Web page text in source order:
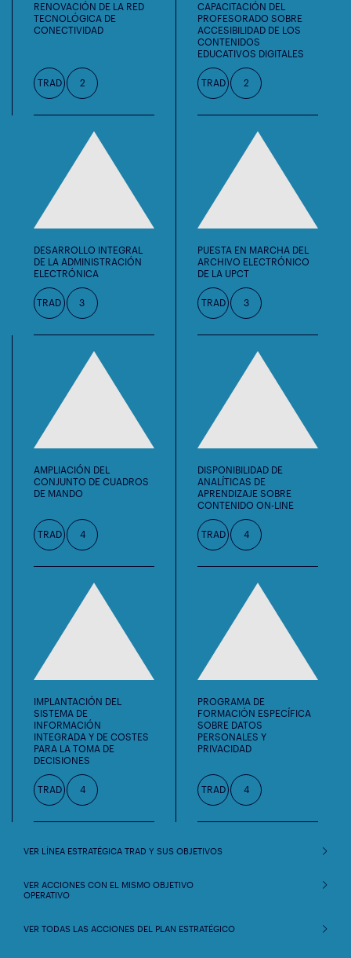
RENOVACIÓN DE LA RED
TECNOLÓGICA DE
CONECTIVIDAD
TRAD 2
CAPACITACIÓN DEL
PROFESORADO SOBRE
ACCESIBILIDAD DE LOS
CONTENIDOS
EDUCATIVOS DIGITALES
TRAD 2
DESARROLLO INTEGRAL
DE LA ADMINISTRACIÓN
ELECTRÓNICA
TRAD 3
PUESTA EN MARCHA DEL
ARCHIVO ELECTRÓNICO
DE LA UPCT
TRAD 3
AMPLIACIÓN DEL
CONJUNTO DE CUADROS
DE MANDO
TRAD 4
DISPONIBILIDAD DE
ANALÍTICAS DE
APRENDIZAJE SOBRE
CONTENIDO ON-LINE
TRAD 4
IMPLANTACIÓN DEL
SISTEMA DE
INFORMACIÓN
INTEGRADA Y DE COSTES
PARA LA TOMA DE
DECISIONES
TRAD 4
PROGRAMA DE
FORMACIÓN ESPECÍFICA
SOBRE DATOS
PERSONALES Y
PRIVACIDAD
TRAD 4
VER LÍNEA ESTRATÉGICA TRAD Y SUS OBJETIVOS
VER ACCIONES CON EL MISMO OBJETIVO
OPERATIVO
VER TODAS LAS ACCIONES DEL PLAN ESTRATÉGICO